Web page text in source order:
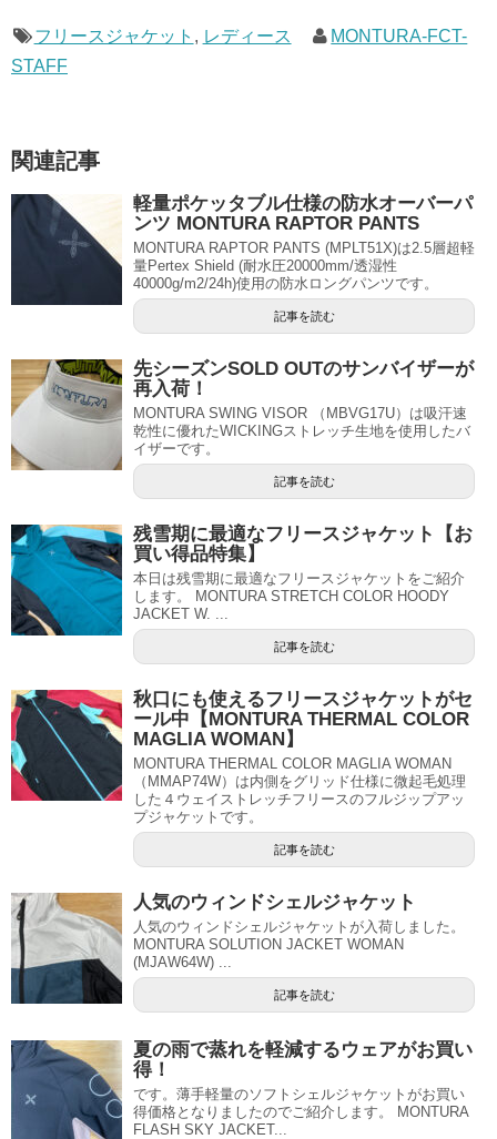
フリースジャケット , レディース
MONTURA-FCT-
STAFF
関連記事
軽量ポケッタブル仕様の防水オーバーパ
ンツ MONTURA RAPTOR PANTS
MONTURA RAPTOR PANTS (MPLT51X)は2.5層超軽
量Pertex Shield (耐水圧20000mm/透湿性
40000g/m2/24h)使用の防水ロングパンツです。
記事を読む
先シーズンSOLD OUTのサンバイザーが
再入荷！
MONTURA SWING VISOR （MBVG17U）は吸汗速
乾性に優れたWICKINGストレッチ生地を使用したバ
イザーです。
記事を読む
残雪期に最適なフリースジャケット【お
買い得品特集】
本日は残雪期に最適なフリースジャケットをご紹介
します。 MONTURA STRETCH COLOR HOODY
JACKET W. ...
記事を読む
秋口にも使えるフリースジャケットがセ
ール中【MONTURA THERMAL COLOR
MAGLIA WOMAN】
MONTURA THERMAL COLOR MAGLIA WOMAN
（MMAP74W）は内側をグリッド仕様に微起毛処理
した４ウェイストレッチフリースのフルジップアッ
プジャケットです。
記事を読む
人気のウィンドシェルジャケット
人気のウィンドシェルジャケットが入荷しました。
MONTURA SOLUTION JACKET WOMAN
(MJAW64W) ...
記事を読む
夏の雨で蒸れを軽減するウェアがお買い
得！
です。薄手軽量のソフトシェルジャケットがお買い
得価格となりましたのでご紹介します。 MONTURA
FLASH SKY JACKET...